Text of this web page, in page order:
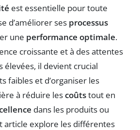
est essentielle pour toute
d’améliorer ses processus
une performance optimale.
croissante et à des attentes
élevées, il devient crucial
faibles et d’organiser les
à réduire lescoûtstout en
dans les produits ou
article explore les différentes